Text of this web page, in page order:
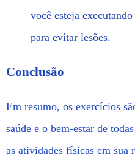
você esteja
para evitar lesões.
Conclusão
Em resumo, os exercícios
saúde e o bem-estar de
as atividades físicas em sua